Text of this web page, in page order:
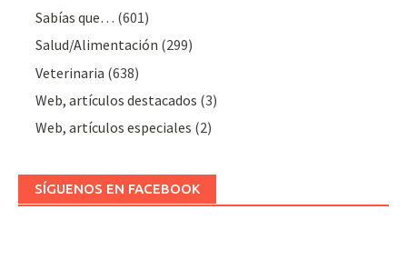
Sabías que… (601)
Salud/Alimentación (299)
Veterinaria (638)
Web, artículos destacados (3)
Web, artículos especiales (2)
SÍGUENOS EN FACEBOOK